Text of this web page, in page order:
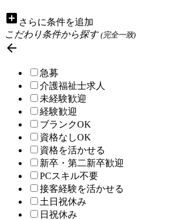
add_box さらに条件を追加
こだわり条件から探す(完全一致)

急募
介護福祉士求人
未経験歓迎
経験歓迎
ブランクOK
資格なしOK
資格を活かせる
新卒・第二新卒歓迎
PCスキル不要
接客経験を活かせる
土日祝休み
日祝休み